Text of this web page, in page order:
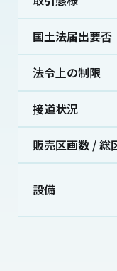
国土法届出要否
法令上の制限
接道状況
販売区画数 / 総
設備